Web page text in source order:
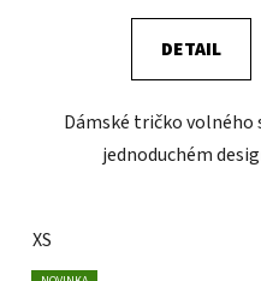
DETAIL
Dámské tričko volného
jednoduchém
XS